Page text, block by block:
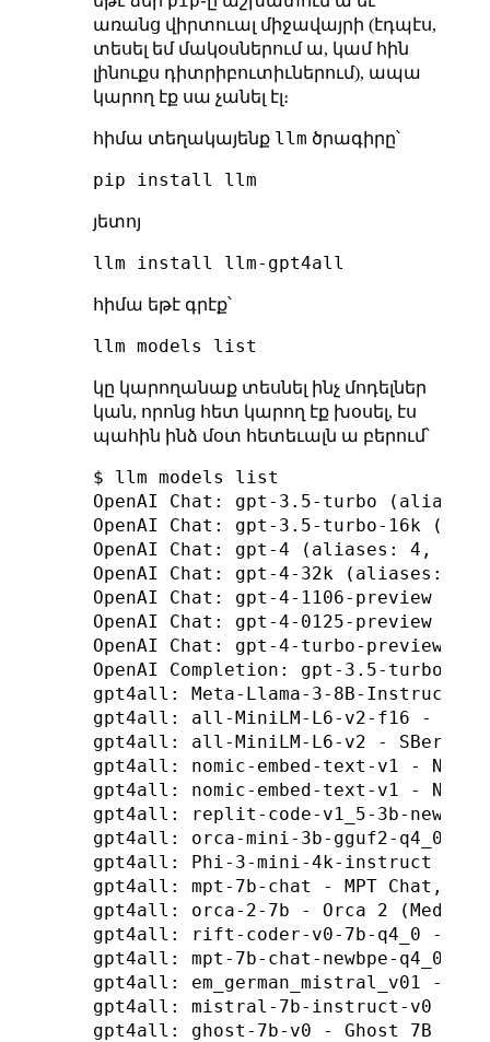
առանց վիրտուալ միջավայրի (էդպէս,
տեսել եմ մակօսներում ա, կամ հին
լինուքս դիտրիբուտիւներում), ապա
կարող էք սա չանել էլ։
հիմա տեղակայենք llm ծրագիրը՝
յետոյ
հիմա եթէ գրէք՝
կը կարողանաք տեսնել ինչ մոդելներ
կան, որոնց հետ կարող էք խօսել, էս
պահին ինձ մօտ հետեւալն ա բերում՝
$ llm models list
OpenAI Chat: gpt-3.5-turbo
OpenAI Chat: gpt-3.5-turbo-16k
OpenAI Chat: gpt-4 (aliases: 4,
OpenAI Chat: gpt-4-32k (aliases: 4-
OpenAI Chat: gpt-4-1106-preview
OpenAI Chat: gpt-4-0125-preview
OpenAI Chat: gpt-4-turbo-preview
OpenAI Completion: gpt-3.5-
gpt4all: Meta-Llama-3-8B-Instruct -
gpt4all: all-MiniLM-L6-v2-f16 - SBert,
gpt4all: all-MiniLM-L6-v2 - SBert,
gpt4all: nomic-embed-text-v1 - Nomic
gpt4all: nomic-embed-text-v1 - Nomic
gpt4all: replit-code-v1_5-3b-newbpe-
gpt4all: orca-mini-3b-gguf2-q4_0 -
gpt4all: Phi-3-mini-4k-instruct - Phi-
gpt4all: mpt-7b-chat - MPT Chat,
gpt4all: orca-2-7b - Orca 2 (Medium),
gpt4all: rift-coder-v0-7b-q4_0 - Rift
gpt4all: mpt-7b-chat-newbpe-q4_0 -
gpt4all: em_german_mistral_v01 - EM
gpt4all: mistral-7b-instruct-v0 -
gpt4all: ghost-7b-v0 - Ghost 7B